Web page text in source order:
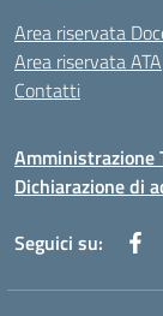
Area riservata
Area riservata ATA
Contatti
Amministrazione
Dichiarazione di
Seguici su: